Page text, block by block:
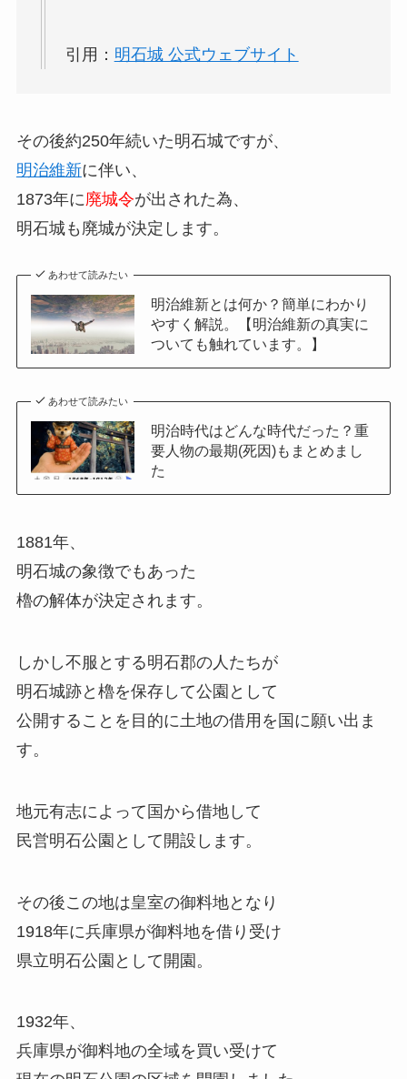
引用： 明石城 公式ウェブサイト
その後約250年続いた明石城ですが、
明治維新に伴い、
1873年に廃城令が出された為、
明石城も廃城が決定します。
あわせて読みたい
明治維新とは何か？簡単にわかり
やすく解説。【明治維新の真実に
ついても触れています。】
あわせて読みたい
明治時代はどんな時代だった？重
要人物の最期(死因)もまとめまし
た
1881年、
明石城の象徴でもあった
櫓の解体が決定されます。
しかし不服とする明石郡の人たちが
明石城跡と櫓を保存して公園として
公開することを目的に土地の借用を国に願い出ま
す。
地元有志によって国から借地して
民営明石公園として開設します。
その後この地は皇室の御料地となり
1918年に兵庫県が御料地を借り受け
県立明石公園として開園。
1932年、
兵庫県が御料地の全域を買い受けて